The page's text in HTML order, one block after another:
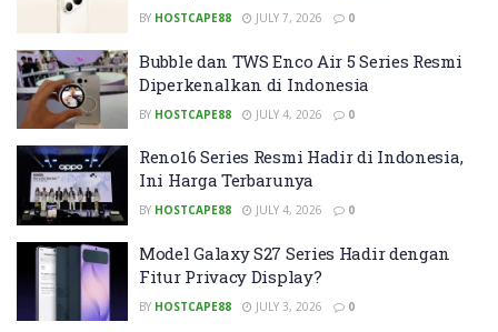
BY HOSTCAPE88 JULY 7, 2026 0
Bubble dan TWS Enco Air 5 Series Resmi
Diperkenalkan di Indonesia
BY HOSTCAPE88 JULY 4, 2026 0
Reno16 Series Resmi Hadir di Indonesia,
Ini Harga Terbarunya
BY HOSTCAPE88 JULY 4, 2026 0
Model Galaxy S27 Series Hadir dengan
Fitur Privacy Display?
BY HOSTCAPE88 JULY 3, 2026 0